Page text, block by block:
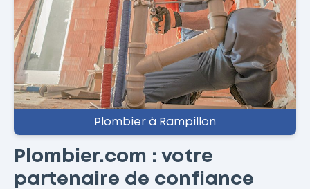
Plombier à Rampillon
Plombier.com : votre
partenaire de confiance